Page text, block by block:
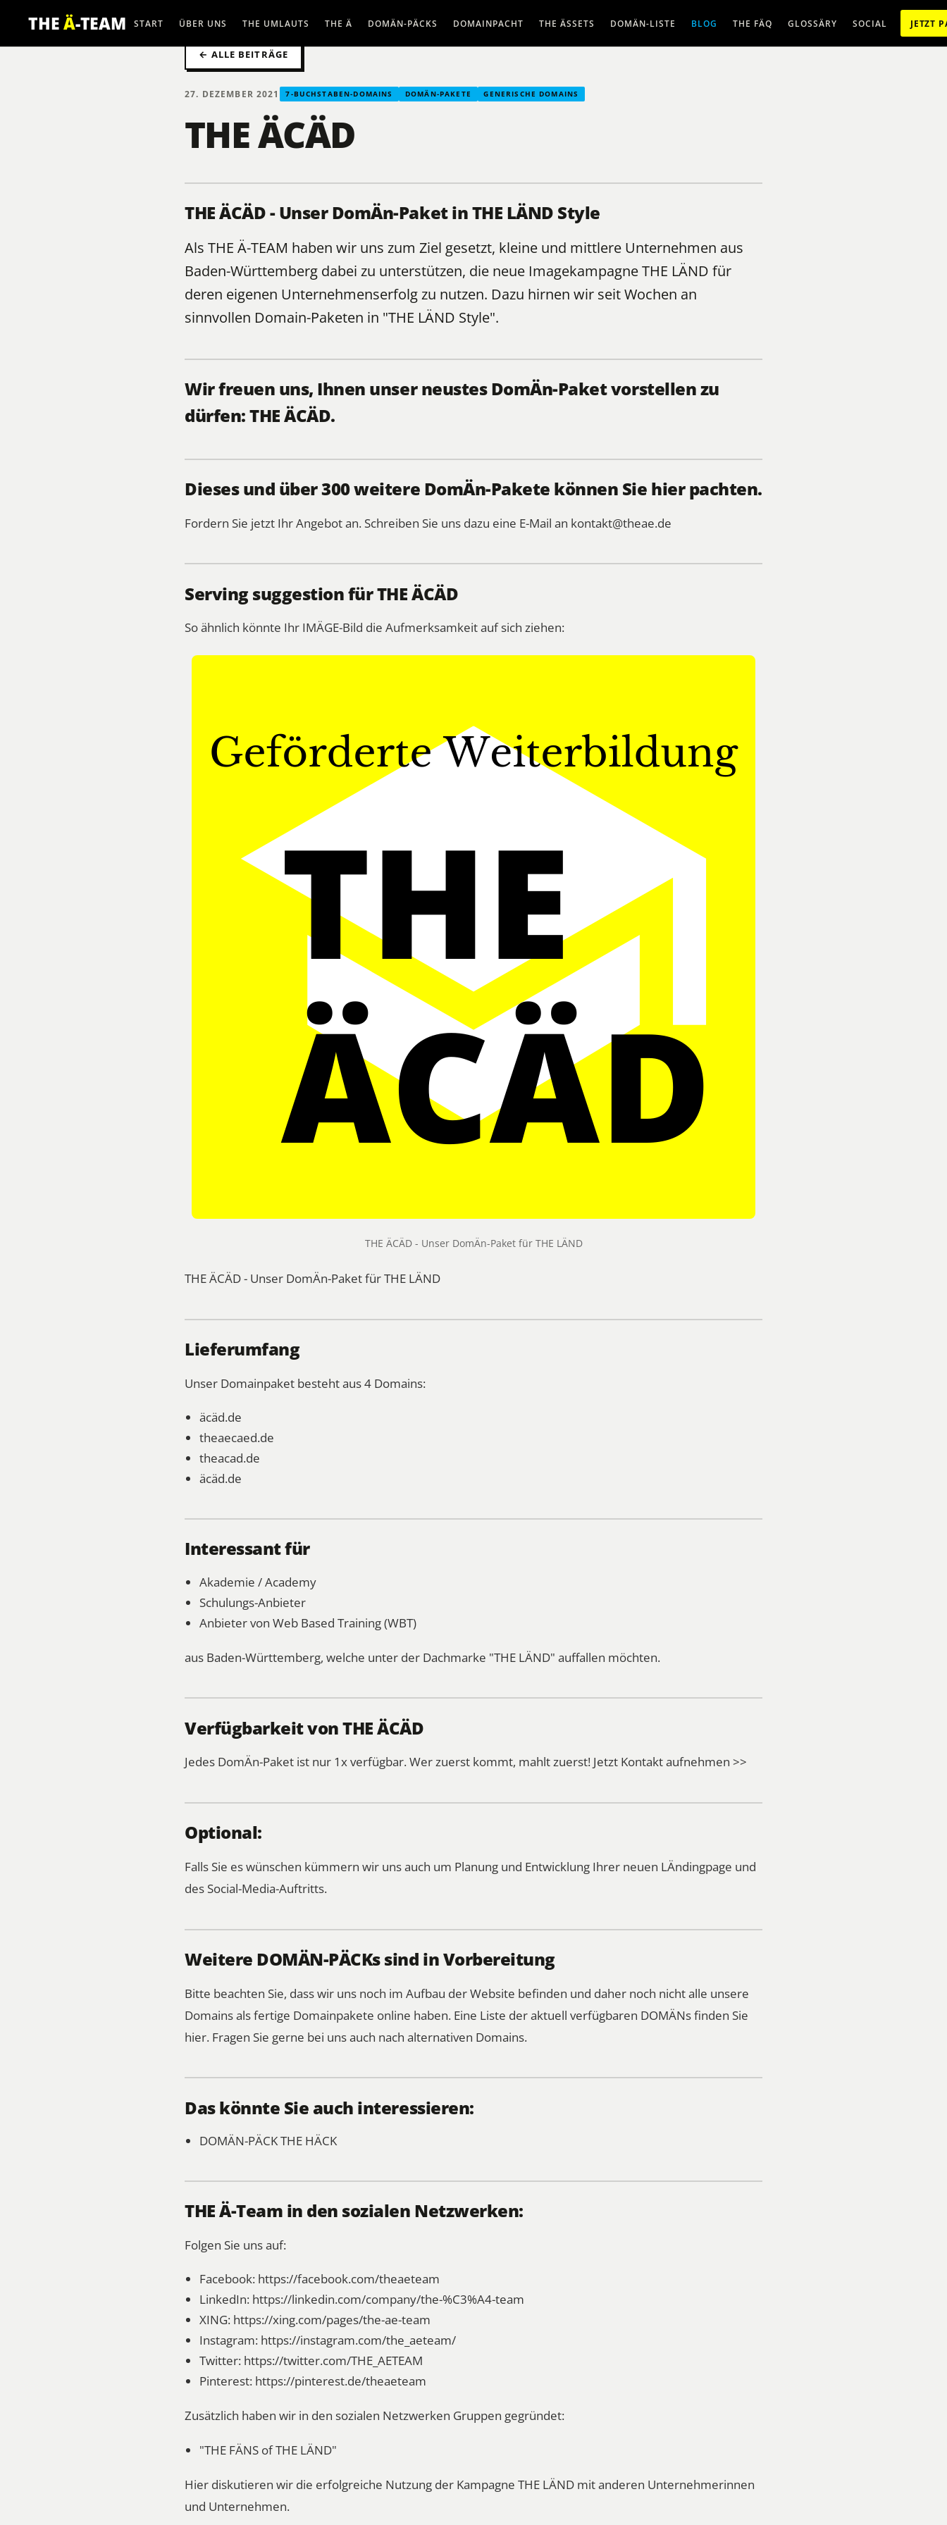
THEÄ-TEAM START ÜBER UNS THE UMLAUTS THE Ä DOMÄN-PÄCKS DOMAINPACHT THE ÄSSETS DOMÄN-LISTE BLOG THE FÄQ GLOSSÄRY SOCIAL JETZT
← ALLE BEITRÄGE
27. DEZEMBER 2021 7-BUCHSTABEN-DOMAINS DOMÄN-PAKETE GENERISCHE DOMAINS
THE ÄCÄD
THE ÄCÄD - Unser DomÄn-Paket in THE LÄND Style
Als THE Ä-TEAM haben wir uns zum Ziel gesetzt, kleine und mittlere Unternehmen aus
Baden-Württemberg dabei zu unterstützen, die neue Imagekampagne THE LÄND für
deren eigenen Unternehmenserfolg zu nutzen. Dazu hirnen wir seit Wochen an
sinnvollen Domain-Paketen in "THE LÄND Style".
Wir freuen uns, Ihnen unser neustes DomÄn-Paket vorstellen zu
dürfen: THE ÄCÄD.
Dieses und über 300 weitere DomÄn-Pakete können Sie hier pachten.
Fordern Sie jetzt Ihr Angebot an. Schreiben Sie uns dazu eine E-Mail an kontakt@theae.de
Serving suggestion für THE ÄCÄD
So ähnlich könnte Ihr IMÄGE-Bild die Aufmerksamkeit auf sich ziehen:
THE ÄCÄD - Unser DomÄn-Paket für THE LÄND
THE ÄCÄD - Unser DomÄn-Paket für THE LÄND
Lieferumfang
Unser Domainpaket besteht aus 4 Domains:
äcäd.de
theaecaed.de
theacad.de
äcäd.de
Interessant für
Akademie / Academy
Schulungs-Anbieter
Anbieter von Web Based Training (WBT)
aus Baden-Württemberg, welche unter der Dachmarke "THE LÄND" auffallen möchten.
Verfügbarkeit von THE ÄCÄD
Jedes DomÄn-Paket ist nur 1x verfügbar. Wer zuerst kommt, mahlt zuerst! Jetzt Kontakt aufnehmen >>
Optional:
Falls Sie es wünschen kümmern wir uns auch um Planung und Entwicklung Ihrer neuen LÄndingpage und
des Social-Media-Auftritts.
Weitere DOMÄN-PÄCKs sind in Vorbereitung
Bitte beachten Sie, dass wir uns noch im Aufbau der Website befinden und daher noch nicht alle unsere
Domains als fertige Domainpakete online haben. Eine Liste der aktuell verfügbaren DOMÄNs finden Sie
hier. Fragen Sie gerne bei uns auch nach alternativen Domains.
Das könnte Sie auch interessieren:
DOMÄN-PÄCKTHE HÄCK
THE Ä-Team in den sozialen Netzwerken:
Folgen Sie uns auf:
Facebook: https://facebook.com/theaeteam
LinkedIn: https://linkedin.com/company/the-%C3%A4-team
XING: https://xing.com/pages/the-ae-team
Instagram: https://instagram.com/the_aeteam/
Twitter: https://twitter.com/THE_AETEAM
Pinterest: https://pinterest.de/theaeteam
Zusätzlich haben wir in den sozialen Netzwerken Gruppen gegründet:
"THE FÄNS of THE LÄND"
Hier diskutieren wir die erfolgreiche Nutzung der Kampagne THE LÄND mit anderen Unternehmerinnen
und Unternehmen.